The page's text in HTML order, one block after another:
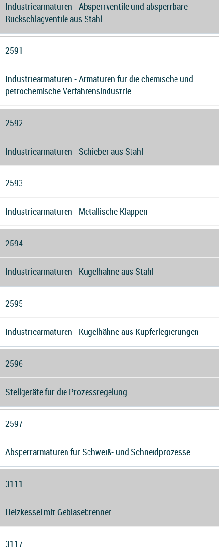
Industriearmaturen - Absperrventile und absperrbare
Rückschlagventile aus Stahl
2591
Industriearmaturen - Armaturen für die chemische und
petrochemische Verfahrensindustrie
2592
Industriearmaturen - Schieber aus Stahl
2593
Industriearmaturen - Metallische Klappen
2594
Industriearmaturen - Kugelhähne aus Stahl
2595
Industriearmaturen - Kugelhähne aus Kupferlegierungen
2596
Stellgeräte für die Prozessregelung
2597
Absperrarmaturen für Schweiß- und Schneidprozesse
3111
Heizkessel mit Gebläsebrenner
3117